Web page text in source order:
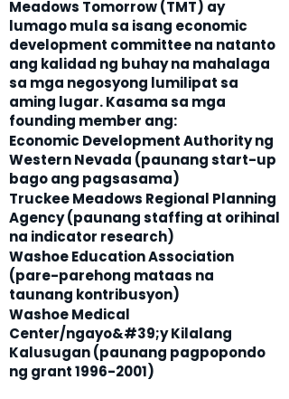
Meadows Tomorrow (TMT) ay
lumago mula sa isang economic
development committee na natanto
ang kalidad ng buhay na mahalaga
sa mga negosyong lumilipat sa
aming lugar. Kasama sa mga
founding member ang:
Economic Development Authority ng
Western Nevada (paunang start-up
bago ang pagsasama)
Truckee Meadows Regional Planning
Agency (paunang staffing at orihinal
na indicator research)
Washoe Education Association
(pare-parehong mataas na
taunang kontribusyon)
Washoe Medical
Center/ngayo&#39;y Kilalang
Kalusugan (paunang pagpopondo
ng grant1996-2001)